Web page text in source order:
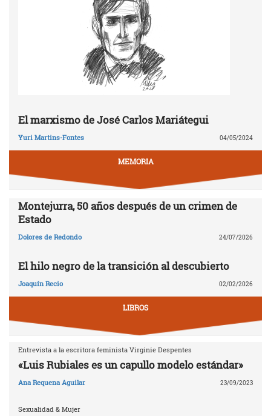
El marxismo de José Carlos Mariátegui
Yuri Martins-Fontes 04/05/2024
MEMORIA
Montejurra, 50 años después de un crimen de
Estado
Dolores de Redondo 24/07/2026
El hilo negro de la transición al descubierto
Joaquín Recio 02/02/2026
LIBROS
Entrevista a la escritora feminista Virginie Despentes
«Luis Rubiales es un capullo modelo estándar»
Ana Requena Aguilar 23/09/2023
Sexualidad & Mujer